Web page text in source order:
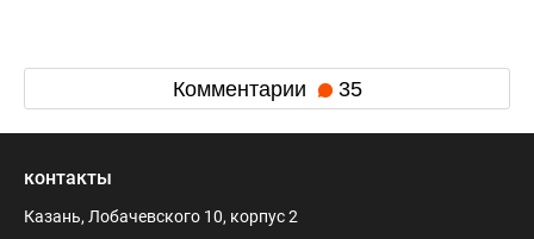
Комментарии 35
контакты
Казань, Лобачевского 10, корпус 2